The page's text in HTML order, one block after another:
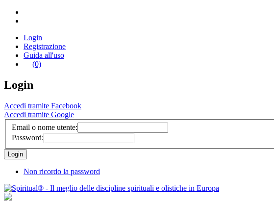
Login
Registrazione
Guida all'uso
(0)
Login
Accedi tramite Facebook
Accedi tramite Google
Email o nome utente:
Password:
Non ricordo la password